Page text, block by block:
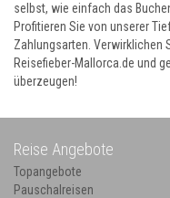
selbst, wie einfach das
Profitieren Sie von unserer
Zahlungsarten. Verwirklichen
Reisefieber-Mallorca.de und
überzeugen!
Reise Angebote
Topangebote
Pauschalreisen